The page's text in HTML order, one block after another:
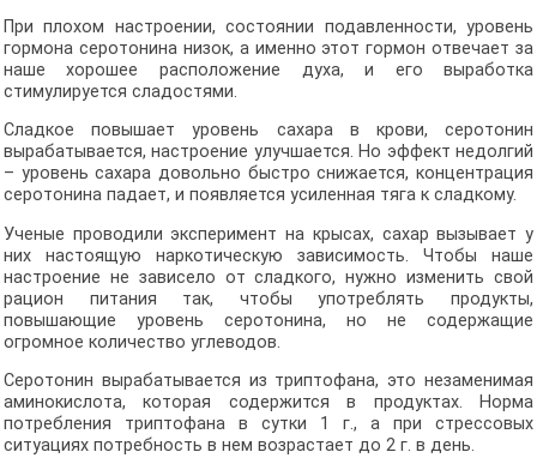
При плохом настроении, состоянии подавленности, уровень
гормона серотонина низок, а именно этот гормон отвечает за
наше хорошее расположение духа, и его выработка
стимулируется сладостями.
Сладкое повышает уровень сахара в крови, серотонин
вырабатывается, настроение улучшается. Но эффект недолгий
– уровень сахара довольно быстро снижается, концентрация
серотонина падает, и появляется усиленная тяга к сладкому.
Ученые проводили эксперимент на крысах, сахар вызывает у
них настоящую наркотическую зависимость. Чтобы наше
настроение не зависело от сладкого, нужно изменить свой
рацион питания так, чтобы употреблять продукты,
повышающие уровень серотонина, но не содержащие
огромное количество углеводов.
Серотонин вырабатывается из триптофана, это незаменимая
аминокислота, которая содержится в продуктах. Норма
потребления триптофана в сутки 1 г., а при стрессовых
ситуациях потребность в нем возрастает до 2 г. в день.